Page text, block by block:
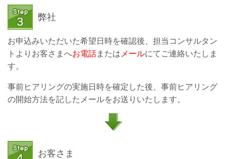
弊社
お申込みいただいた希望日時を確認後、担当コンサルタン
トよりお客さまへお電話または メールにてご連絡いたしま
す。
事前ヒアリングの実施日時を確定した後、事前ヒアリング
の開始方法を記したメールをお送りいたします。
お客さま